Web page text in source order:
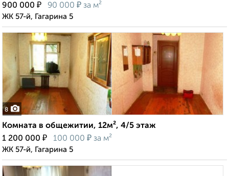
900 000 ₽ 90 000 ₽ за м²
ЖК 57-й, Гагарина 5
8
Комната в общежитии, 12м², 4/5 этаж
1 200 000 ₽ 100 000 ₽ за м²
ЖК 57-й, Гагарина 5